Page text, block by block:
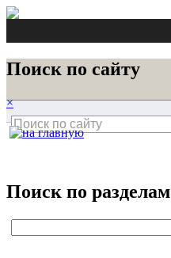
Поиск по сайту
×
Поиск по разделам